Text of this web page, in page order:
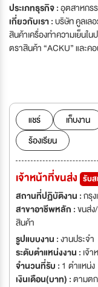
ประเภทธุรกิจ :อุตสาหกร
เกี่ยวกับเรา :บริษัท คูลเล
สินค้าเครื่องทำความเย็นใ
ตราสินค้า “ACKU” และค
กระจายสินค้า ตู้แช่ ห้องแ
เก็บรักษาผลผลิตทางการ
และสารเคมี ซึ่งเป็นสินค้า
รักษาคุณภาพของสินค้าไ
แชร์ เก็บงาน
ร้องเรียน
เจ้าหน้าที่ขนส่ง รับ
สถานที่ปฏิบัติงาน :กรุ
สาขาอาชีพหลัก :ขนส่
สินค้า
รูปแบบงาน :งานประจำ
ระดับตำแหน่งงาน : เจ้
จำนวนที่รับ : 1 ตำแหน่ง
เงินเดือน(บาท) :ตามต